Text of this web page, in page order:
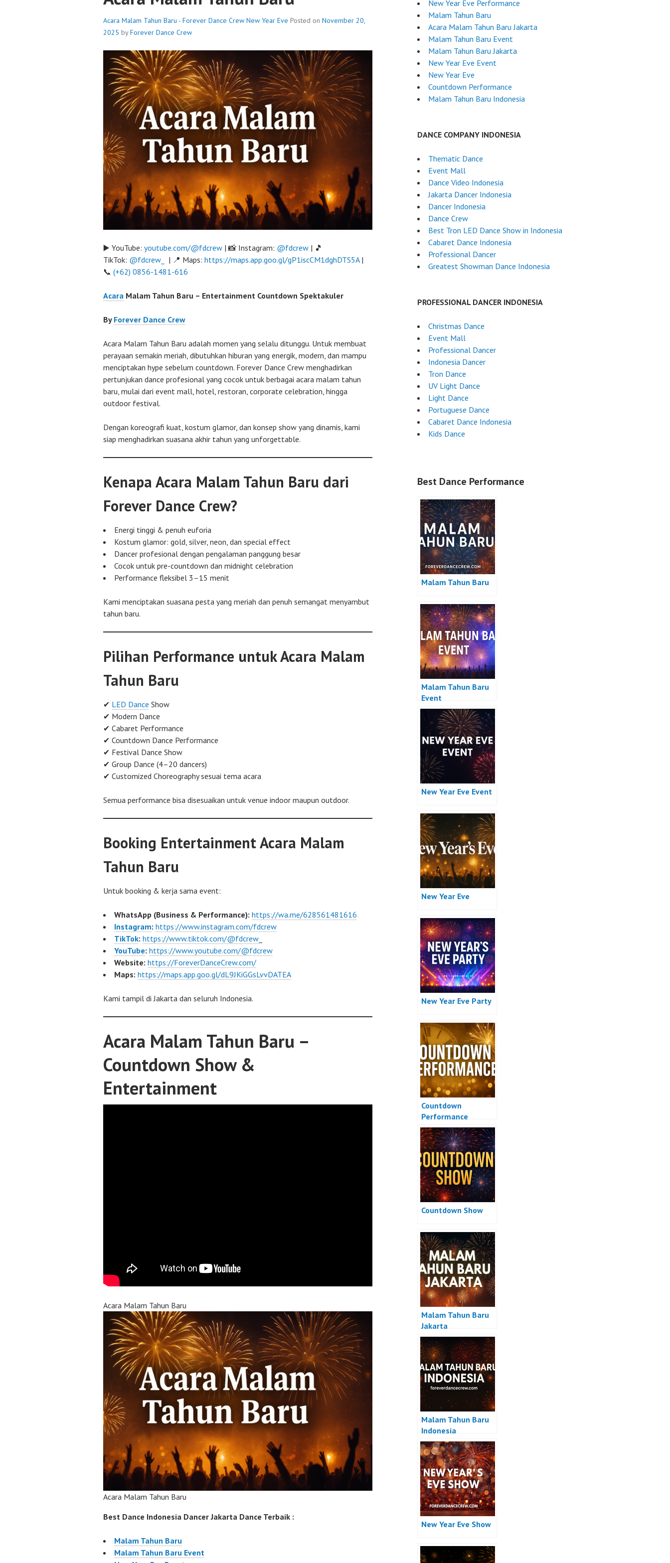
Acara Malam Tahun Baru - Forever Dance Crew New Year Eve Posted on November 20,
2025 byForever Dance Crew
▶️ YouTube: youtube.com/@fdcrew | 📸 Instagram: @fdcrew | 🎵
TikTok: @fdcrew_ | 📍 Maps: https://maps.app.goo.gl/gP1iscCM1dghDTS5A|
📞 (+62) 0856-1481-616
Acara Malam Tahun Baru – Entertainment Countdown Spektakuler
By Forever Dance Crew
Acara Malam Tahun Baru adalah momen yang selalu ditunggu. Untuk membuat
perayaan semakin meriah, dibutuhkan hiburan yang energik, modern, dan mampu
menciptakan hype sebelum countdown. Forever Dance Crew menghadirkan
pertunjukan dance profesional yang cocok untuk berbagai acara malam tahun
baru, mulai dari event mall, hotel, restoran, corporate celebration, hingga
outdoor festival.
Dengan koreografi kuat, kostum glamor, dan konsep show yang dinamis, kami
siap menghadirkan suasana akhir tahun yang unforgettable.
Kenapa Acara Malam Tahun Baru dari
Forever Dance Crew?
Energi tinggi & penuh euforia
Kostum glamor: gold, silver, neon, dan special effect
Dancer profesional dengan pengalaman panggung besar
Cocok untuk pre-countdown dan midnight celebration
Performance fleksibel 3–15 menit
Kami menciptakan suasana pesta yang meriah dan penuh semangat menyambut
tahun baru.
Pilihan Performance untuk Acara Malam
Tahun Baru
✔ LED Dance Show
✔ Modern Dance
✔ Cabaret Performance
✔ Countdown Dance Performance
✔ Festival Dance Show
✔ Group Dance (4–20 dancers)
✔ Customized Choreography sesuai tema acara
Semua performance bisa disesuaikan untuk venue indoor maupun outdoor.
Booking Entertainment Acara Malam
Tahun Baru
Untuk booking & kerja sama event:
WhatsApp (Business & Performance): https://wa.me/628561481616
Instagram: https://www.instagram.com/fdcrew
TikTok: https://www.tiktok.com/@fdcrew
YouTube: https://www.youtube.com/@fdcrew
Website: https://ForeverDanceCrew.com/
Maps: https://maps.app.goo.gl/dL9JKiGGsLvvDATEA
Kami tampil di Jakarta dan seluruh Indonesia.
Acara Malam Tahun Baru –
Countdown Show &
Entertainment
Acara Malam Tahun Baru
Acara Malam Tahun Baru
Best Dance Indonesia Dancer Jakarta Dance Terbaik :
Malam Tahun Baru
Malam Tahun Baru Event
New Year Eve Performance
Malam Tahun Baru
Acara Malam Tahun Baru Jakarta
Malam Tahun Baru Event
Malam Tahun Baru Jakarta
New Year Eve Event
New Year Eve
Countdown Performance
Malam Tahun Baru Indonesia
DANCE COMPANY INDONESIA
Thematic Dance
Event Mall
Dance Video Indonesia
Jakarta Dancer Indonesia
Dancer Indonesia
Dance Crew
Best Tron LED Dance Show in Indonesia
Cabaret Dance Indonesia
Professional Dancer
Greatest Showman Dance Indonesia
PROFESSIONAL DANCER INDONESIA
Christmas Dance
Event Mall
Professional Dancer
Indonesia Dancer
Tron Dance
UV Light Dance
Light Dance
Portuguese Dance
Cabaret Dance Indonesia
Kids Dance
Best Dance Performance
Malam Tahun Baru
Malam Tahun Baru
Event
New Year Eve Event
New Year Eve
New Year Eve Party
Countdown
Performance
Countdown Show
Malam Tahun Baru
Jakarta
Malam Tahun Baru
Indonesia
New Year Eve Show